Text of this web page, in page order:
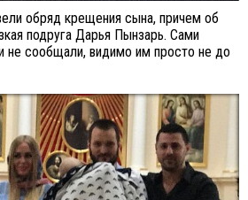
обряд крещения сына, причем об
подруга Дарья Пынзарь. Сами
не сообщали, видимо им просто не до